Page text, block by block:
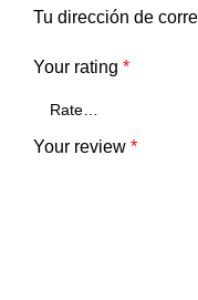
Tu dirección de
Your rating *
Your review *